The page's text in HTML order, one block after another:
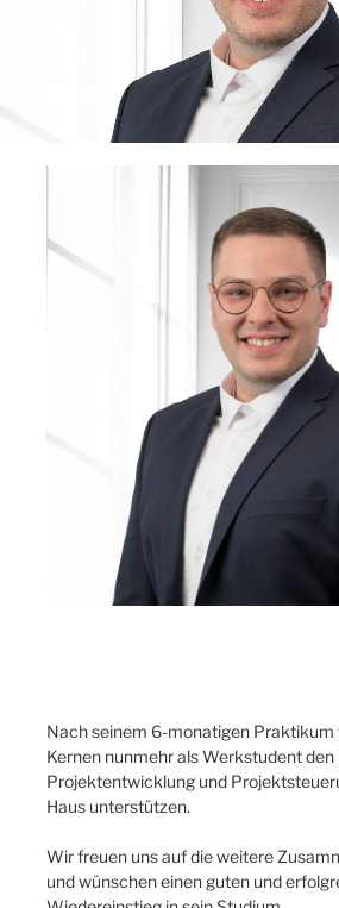
Nach seinem 6-monatigen Praktikum
Kernen nunmehr als Werkstudent
Projektentwicklung und
Haus unterstützen.
Wir freuen uns auf die weitere
und wünschen einen guten und